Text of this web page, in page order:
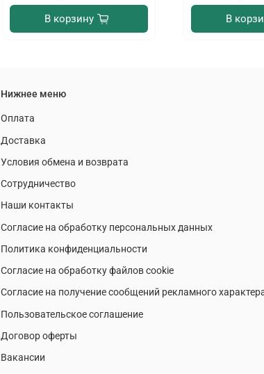
В корзину В
Нижнее меню
Оплата
Доставка
Условия обмена и возврата
Сотрудничество
Наши контакты
Согласие на обработку персональных данных
Политика конфиденциальности
Согласие на обработку файлов cookie
Согласие на получение сообщений рекламного
Пользовательское соглашение
Договор оферты
Вакансии